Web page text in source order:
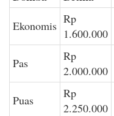
Ekonomis Rp
1.600.000
Pas
Rp
2.000.000
Puas
Rp
2.250.000